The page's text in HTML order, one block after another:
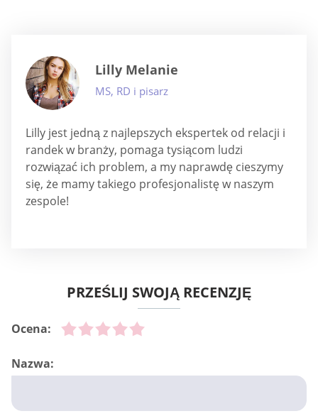
Lilly Melanie
MS, RD i pisarz
Lilly jest jedną z najlepszych ekspertek od relacji i
randek w branży, pomaga tysiącom ludzi
rozwiązać ich problem, a my naprawdę cieszymy
się, że mamy takiego profesjonalistę w naszym
zespole!
PRZEŚLIJ SWOJĄ RECENZJĘ
Ocena:
Nazwa: